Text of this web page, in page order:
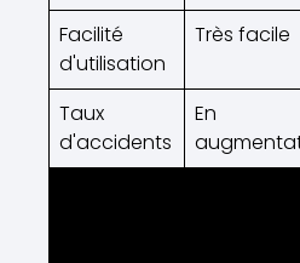
Facilité
d'utilisation
Très facile
Taux
d'accidents
En